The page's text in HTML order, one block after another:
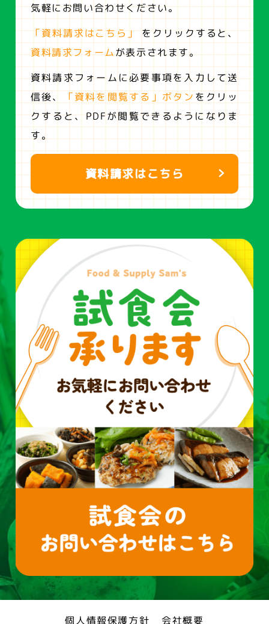
気軽にお問い合わせください。
「資料請求はこちら」
をクリックすると、
資料請求フォームが表示されます。
資料請求フォームに必要事項を入力して送
信後、
「資料を閲覧する」ボタン をクリッ
クすると、 PDFが閲覧できるようになりま
す。
資料請求はこちら
個人情報保護方針 会社概要